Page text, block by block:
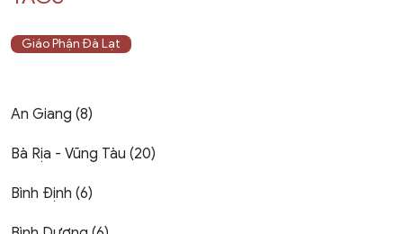
Giáo Phận Đà Lạt
An Giang (8)
Bà Rịa - Vũng Tàu (20)
Bình Định (6)